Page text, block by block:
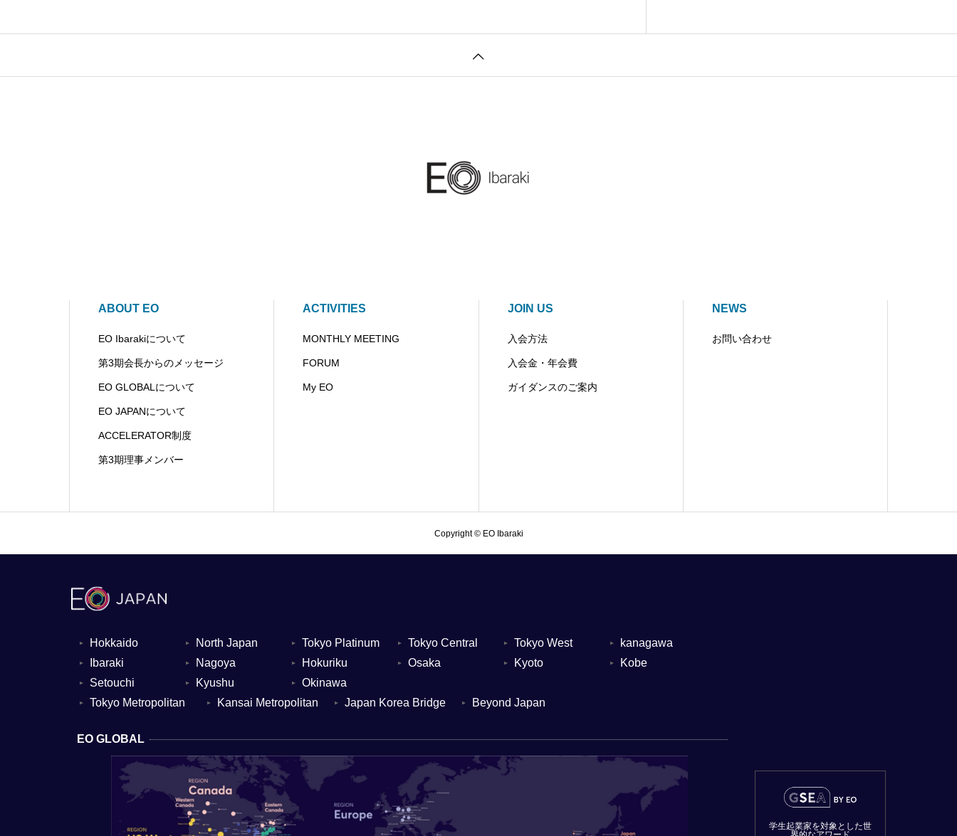
ABOUT EO
EO Ibarakiについて
第3期会長からのメッセージ
EO GLOBALについて
EO JAPANについて
ACCELERATOR制度
第3期理事メンバー
ACTIVITIES
MONTHLY MEETING
FORUM
My EO
JOIN US
入会方法
入会金・年会費
ガイダンスのご案内
NEWS
お問い合わせ
Copyright © EO Ibaraki
▼ Hokkaido ▼ North Japan ▼ Tokyo Platinum ▼ Tokyo Central ▼ Tokyo West ▼ kanagawa
▼ Ibaraki ▼ Nagoya ▼ Hokuriku ▼ Osaka ▼ Kyoto ▼ Kobe
▼ Setouchi ▼ Kyushu ▼ Okinawa
▼ Tokyo Metropolitan ▼ Kansai Metropolitan ▼ Japan Korea Bridge ▼ Beyond Japan
EO GLOBAL
学生起業家を対象とした世